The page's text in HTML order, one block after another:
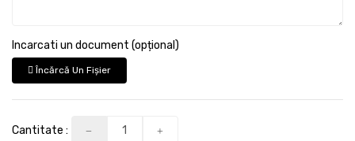
Incarcati un document (opțional)
Încărcă Un Fişier
Cantitate :